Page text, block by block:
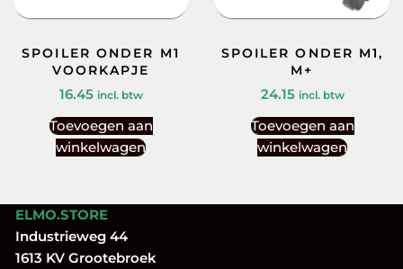
SPOILER ONDER M1
VOORKAPJE
16.45 incl. btw
Toevoegen aan
winkelwagen
SPOILER ONDER M1,
M+
24.15 incl. btw
Toevoegen aan
winkelwagen
ELMO.STORE
Industrieweg 44
1613 KV Grootebroek